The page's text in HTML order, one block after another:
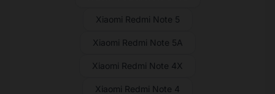
Xiaomi Redmi Note 5
Xiaomi Redmi Note 5A
Xiaomi Redmi Note 4X
Xiaomi Redmi Note 4